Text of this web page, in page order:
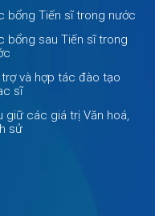
bổng Tiến sĩ trong nước
bổng sau Tiến sĩ trong
trợ và hợp tác đào tạo
sĩ
giữ các giá trị Văn hoá,
sử